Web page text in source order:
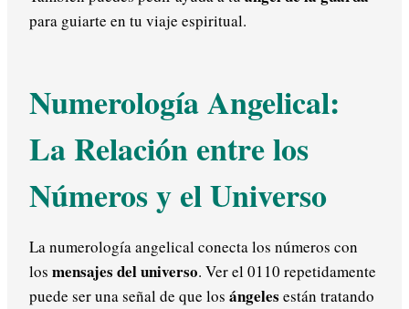
para guiarte en tu viaje espiritual.
Numerología Angelical:
La Relación entre los
Números y el Universo
La numerología angelical conecta los números con
los mensajes del universo. Ver el 0110 repetidamente
puede ser una señal de que los ángeles están tratando